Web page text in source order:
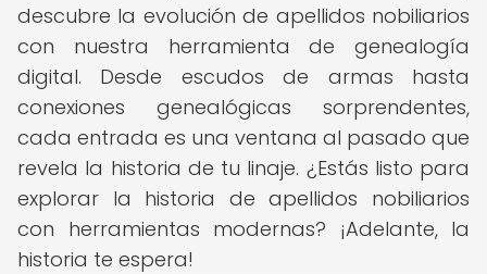
descubre la evolución de apellidos nobiliarios
con nuestra herramienta de genealogía
digital. Desde escudos de armas hasta
conexiones genealógicas sorprendentes,
cada entrada es una ventana al pasado que
revela la historia de tu linaje. ¿Estás listo para
explorar la historia de apellidos nobiliarios
con herramientas modernas? ¡Adelante, la
historia te espera!